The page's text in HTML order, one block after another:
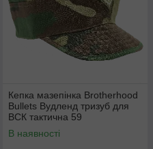
Кепка мазепінка Brotherhood
Bullets Вудленд тризуб для
ВСК тактична 59
В наявності